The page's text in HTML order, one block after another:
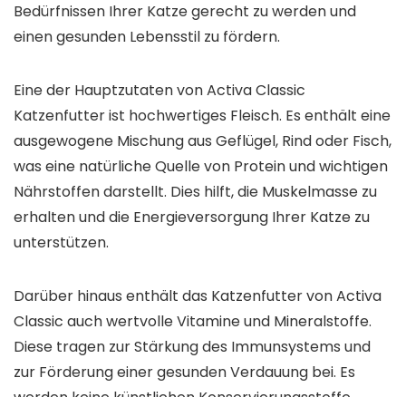
Bedürfnissen Ihrer Katze gerecht zu werden und
einen gesunden Lebensstil zu fördern.
Eine der Hauptzutaten von Activa Classic
Katzenfutter ist hochwertiges Fleisch. Es enthält eine
ausgewogene Mischung aus Geflügel, Rind oder Fisch,
was eine natürliche Quelle von Protein und wichtigen
Nährstoffen darstellt. Dies hilft, die Muskelmasse zu
erhalten und die Energieversorgung Ihrer Katze zu
unterstützen.
Darüber hinaus enthält das Katzenfutter von Activa
Classic auch wertvolle Vitamine und Mineralstoffe.
Diese tragen zur Stärkung des Immunsystems und
zur Förderung einer gesunden Verdauung bei. Es